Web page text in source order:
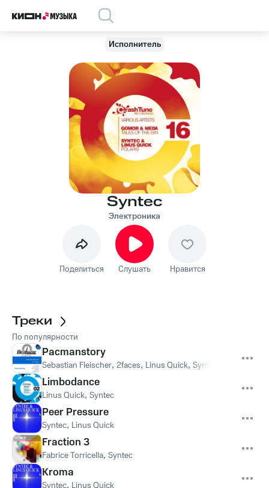
Исполнитель
Syntec
Электроника
Поделиться Слушать Нравится
Треки
По популярности
Pacmanstory
Sebastian Fleischer, 2faces, Linus Quick, Syntec
Limbodance
Linus Quick, Syntec
Peer Pressure
Syntec, Linus Quick
Fraction 3
Fabrice Torricella, Syntec
Kroma
Syntec, Linus Quick